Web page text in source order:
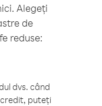
Alegeți
de
reduse:
dvs. când
puteți